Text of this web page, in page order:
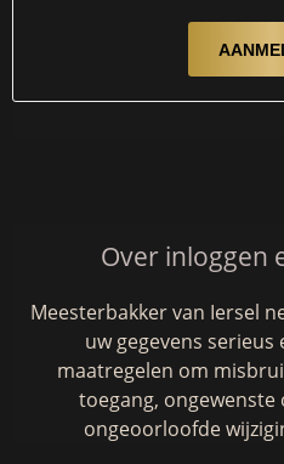
Over inloggen
Meesterbakker van Iersel
uw gegevens
maatregelen om
toegang,
ongeoorloofde